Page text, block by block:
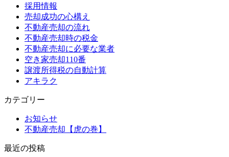
採用情報
売却成功の心構え
不動産売却の流れ
不動産売却時の税金
不動産売却に必要な業者
空き家売却110番
譲渡所得税の自動計算
アキラク
カテゴリー
お知らせ
不動産売却【虎の巻】
最近の投稿